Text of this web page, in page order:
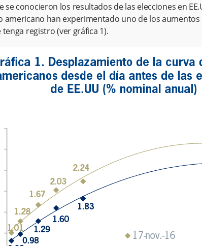
se conocieron los resultados de las elecciones en
americano han experimentado uno de los
tenga registro (ver gráfica 1).